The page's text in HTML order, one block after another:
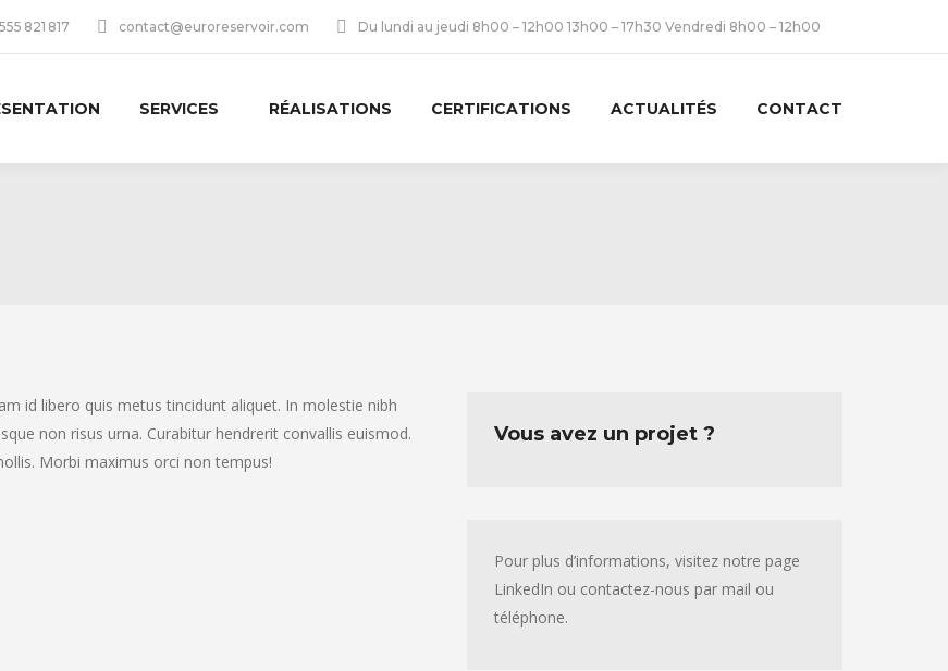
821 817 contact@euroreservoir.com Du lundi au jeudi 8h00 – 12h00 13h00 – 17h30 Vendredi 8h00 – 12h00
SERVICES RÉALISATIONS CERTIFICATIONS ACTUALITÉS CONTACT
id libero quis metus tincidunt aliquet. In molestie nibh
non risus urna. Curabitur hendrerit convallis euismod.
Morbi maximus orci non tempus!
Vous avez un projet ?
Pour plus d’informations, visitez notre page
LinkedIn ou contactez-nous par mail ou
téléphone.